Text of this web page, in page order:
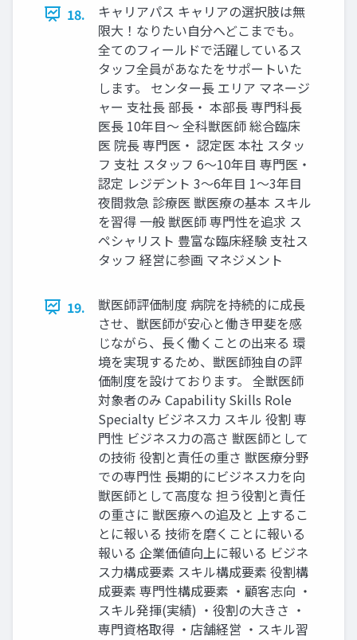
18.
キャリアパス キャリアの選択肢は無
限大！なりたい自分へどこまでも。
全てのフィールドで活躍しているス
タッフ全員があなたをサポートいた
します。 センター長 エリア マネージ
ャー 支社長 部長・ 本部長 専門科長
医長 10年目〜 全科獣医師 総合臨床
医 院長 専門医・ 認定医 本社 スタッ
フ 支社 スタッフ 6〜10年目 専門医・
認定 レジデント 3〜6年目 1〜3年目
夜間救急 診療医 獣医療の基本 スキル
を習得 一般 獣医師 専門性を追求 ス
ペシャリスト 豊富な臨床経験 支社ス
タッフ 経営に参画 マネジメント
19.
獣医師評価制度 病院を持続的に成長
させ、獣医師が安心と働き甲斐を感
じながら、長く働くことの出来る 環
境を実現するため、獣医師独自の評
価制度を設けております。 全獣医師
対象者のみ Capability Skills Role
Specialty ビジネス力 スキル 役割 専
門性 ビジネス力の高さ 獣医師として
の技術 役割と責任の重さ 獣医療分野
での専門性 長期的にビジネス力を向
獣医師として高度な 担う役割と責任
の重さに 獣医療への追及と 上するこ
とに報いる 技術を磨くことに報いる
報いる 企業価値向上に報いる ビジネ
ス力構成要素 スキル構成要素 役割構
成要素 専門性構成要素 ・顧客志向 ・
スキル発揮(実績) ・役割の大きさ ・
専門資格取得 ・店舗経営 ・スキル習